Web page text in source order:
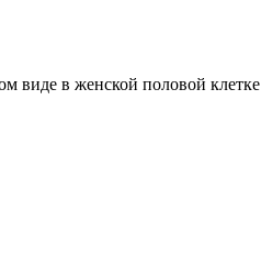
виде в женской половой клетке